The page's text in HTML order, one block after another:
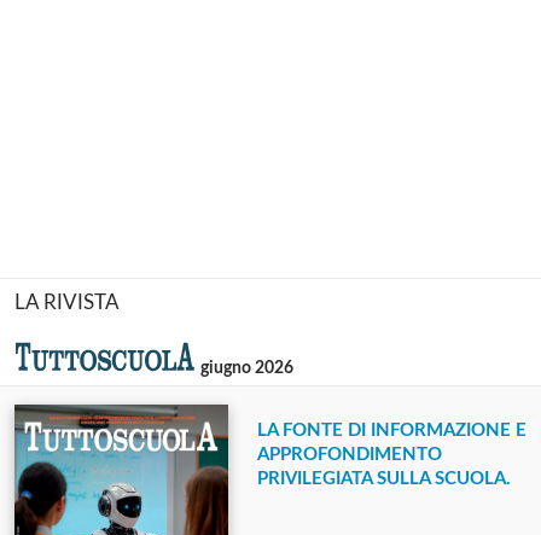
LA RIVISTA
giugno 2026
LA FONTE DI INFORMAZIONE E
APPROFONDIMENTO
PRIVILEGIATA SULLA SCUOLA.